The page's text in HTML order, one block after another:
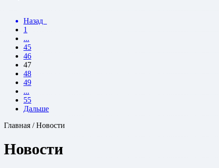
Назад
1
...
45
46
47
48
49
...
55
Дальше
Главная / Новости
Новости